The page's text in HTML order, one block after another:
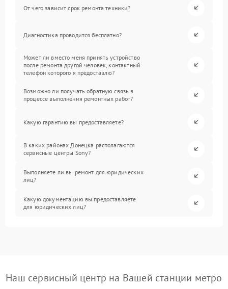
От чего зависит срок ремонта техники?
Диагностика проводится бесплатно?
Может ли вместо меня принять устройство
после ремонта другой человек, контактный
телефон которого я предоставлю?
Возможно ли получать обратную связь в
процессе выполнения ремонтных работ?
Какую гарантию вы предоставляете?
В каких районах Донецка располагаются
сервисные центры Sony?
Выполняете ли вы ремонт для юридических
лиц?
Какую документацию вы предоставляете
для юридических лиц?
Наш сервисный центр на Вашей станции метро